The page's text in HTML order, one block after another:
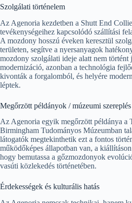
Szolgálati történelem
Az Agenoria kezdetben a Shutt End
tevékenységeihez kapcsolódó szállítási
A mozdony hosszú éveken keresztül
területen, segítve a nyersanyagok
mozdony szolgálati ideje alatt nem történt
modernizáció, azonban a technológia
kivonták a forgalomból, és helyére
léptek.
Megőrzött példányok / múzeumi szereplés
Az Agenoria egyik megőrzött példánya a
Birmingham Tudományos Múzeumban
látogatók megtekinthetik ezt a fontos
működőképes állapotban van, a
hogy bemutassa a gőzmozdonyok
vasúti közlekedés történetében.
Érdekességek és kulturális hatás